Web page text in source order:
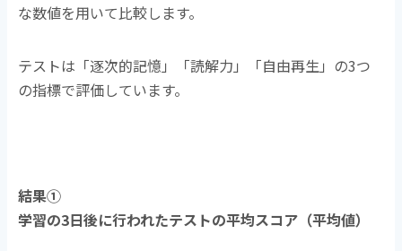
な数値を用いて比較します。
テストは「逐次的記憶」「読解力」「自由再生」の3つ
の指標で評価しています。
結果①
学習の3日後に行われたテストの平均スコア（平均値）